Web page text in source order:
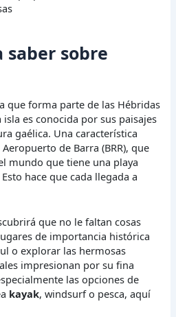
saber sobre
que forma parte de las Hébridas
isla es conocida por sus paisajes
gaélica. Una característica
de Barra (BRR), que
mundo que tiene una playa
hace que cada llegada a
que no le faltan cosas
de importancia histórica
o explorar las hermosas
impresionan por su fina
las opciones de
kayak, windsurf o pesca, aquí